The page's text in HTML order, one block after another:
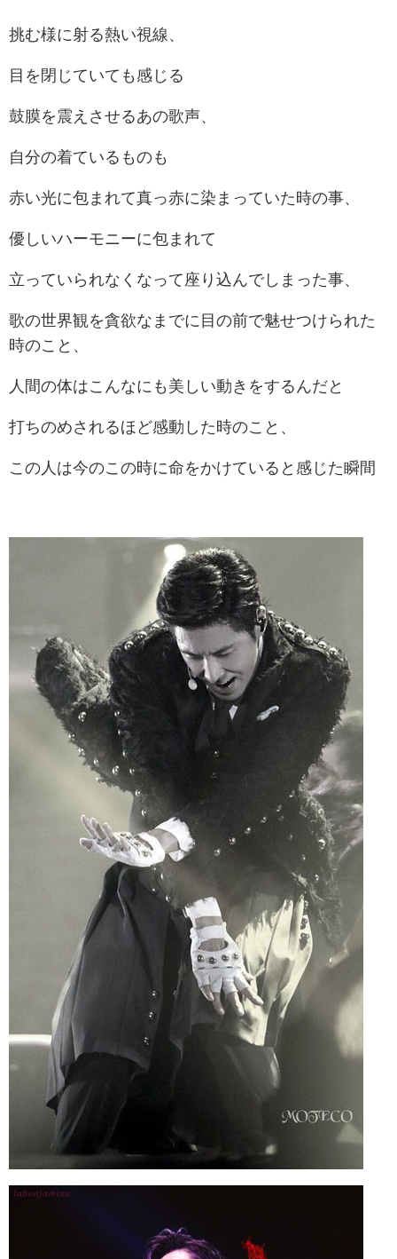
挑む様に射る熱い視線、
目を閉じていても感じる
鼓膜を震えさせるあの歌声、
自分の着ているものも
赤い光に包まれて真っ赤に染まっていた時の事、
優しいハーモニーに包まれて
立っていられなくなって座り込んでしまった事、
歌の世界観を貪欲なまでに目の前で魅せつけられた
時のこと、
人間の体はこんなにも美しい動きをするんだと
打ちのめされるほど感動した時のこと、
この人は今のこの時に命をかけていると感じた瞬間